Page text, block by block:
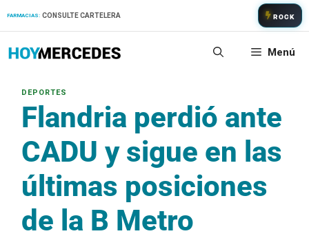
FARMACIAS: CONSULTE CARTELERA ROCK
Menú
Flandria perdió ante
CADU y sigue en las
últimas posiciones
de la B Metro